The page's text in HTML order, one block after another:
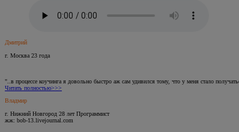
Дмитрий
г. Москва 23 года
"..в процессе коучинга я довольно быстро аж сам удивился тому, что у меня стало
Читать полностью>>>
Владмир
г. Нижний Новгород 28 лет Программист
жж: bob-13.livejournal.com